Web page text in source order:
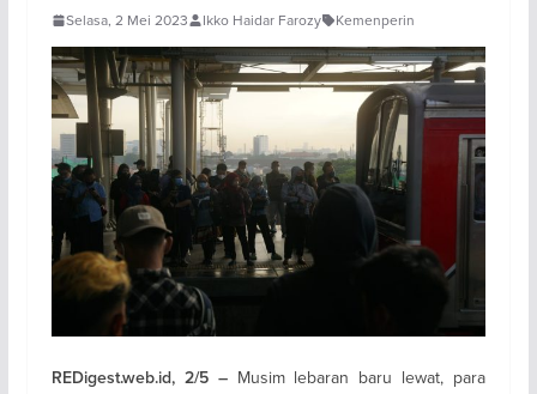
Selasa, 2 Mei 2023 Ikko Haidar Farozy Kemenperin
REDigest.web.id, 2/5 – Musim lebaran baru lewat, para